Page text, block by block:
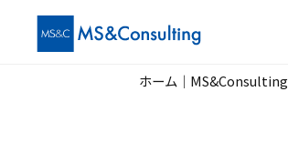
ホーム│MS&Consulting